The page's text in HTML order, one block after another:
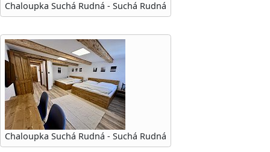
Chaloupka Suchá Rudná - Suchá Rudná
Chaloupka Suchá Rudná - Suchá Rudná